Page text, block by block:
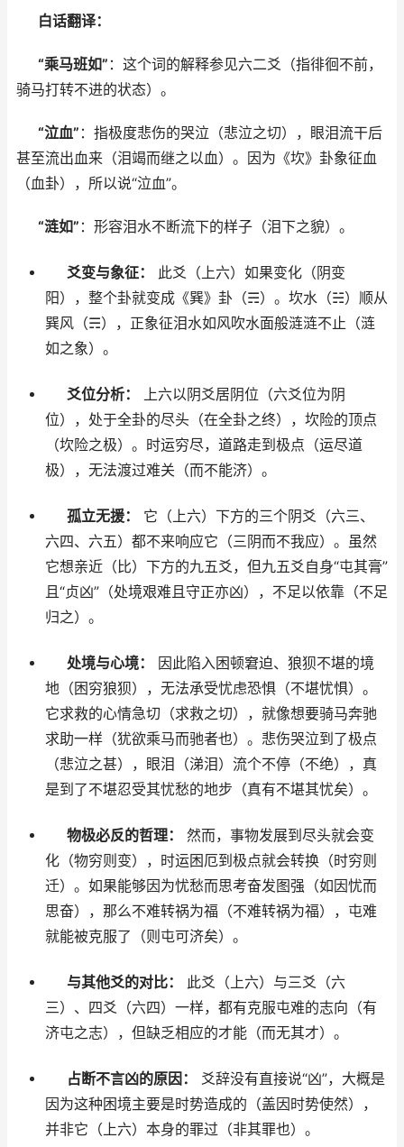
白话翻译：
“乘马班如” ：这个词的解释参见六二爻（指徘徊不前，
骑马打转不进的状态）。
“泣血” ：指极度悲伤的哭泣（悲泣之切），眼泪流干后
甚至流出血来（泪竭而继之以血）。因为《坎》卦象征血
（血卦），所以说“泣血”。
“涟如” ：形容泪水不断流下的样子（泪下之貌）。
爻变与象征：
此爻（上六）如果变化（阴变
阳），整个卦就变成《巽》卦（☴）。坎水（☵）顺从
巽风（☴），正象征泪水如风吹水面般涟涟不止（涟
如之象）。
爻位分析：
上六以阴爻居阴位（六爻位为阴
位），处于全卦的尽头（在全卦之终），坎险的顶点
（坎险之极）。时运穷尽，道路走到极点（运尽道
极），无法渡过难关（而不能济）。
孤立无援：
它（上六）下方的三个阴爻（六三、
六四、六五）都不来响应它（三阴而不我应）。虽然
它想亲近（比）下方的九五爻，但九五爻自身“屯其膏”
且“贞凶”（处境艰难且守正亦凶），不足以依靠（不足
归之）。
处境与心境：
因此陷入困顿窘迫、狼狈不堪的境
地（困穷狼狈），无法承受忧虑恐惧（不堪忧惧）。
它求救的心情急切（求救之切），就像想要骑马奔驰
求助一样（犹欲乘马而驰者也）。悲伤哭泣到了极点
（悲泣之甚），眼泪（涕泪）流个不停（不绝），真
是到了不堪忍受其忧愁的地步（真有不堪其忧矣）。
物极必反的哲理：
然而，事物发展到尽头就会变
化（物穷则变），时运困厄到极点就会转换（时穷则
迁）。如果能够因为忧愁而思考奋发图强（如因忧而
思奋），那么不难转祸为福（不难转祸为福），屯难
就能被克服了（则屯可济矣）。
与其他爻的对比：
此爻（上六）与三爻（六
三）、四爻（六四）一样，都有克服屯难的志向（有
济屯之志），但缺乏相应的才能（而无其才）。
占断不言凶的原因：
爻辞没有直接说“凶”，大概是
因为这种困境主要是时势造成的（盖因时势使然），
并非它（上六）本身的罪过（非其罪也）。